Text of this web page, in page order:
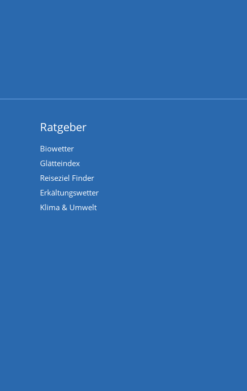
Ratgeber
Biowetter
Glätteindex
Reiseziel Finder
Erkältungswetter
Klima & Umwelt